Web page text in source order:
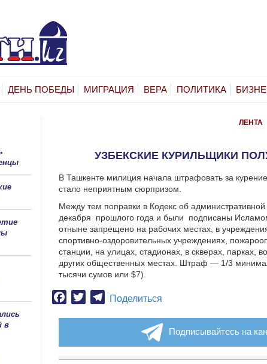
ДЕНЬ ПОБЕДЫ МИГРАЦИЯ ВЕРА ПОЛИТИКА
ЛЕНТА
УЗБЕКСКИЕ КУРИЛЬЩИКИ
В Ташкенте милиция начала штрафовать за
стало неприятным сюрпризом.
Между тем поправки в Кодекс об
декабря
прошлого года и были
подписаны
отныне запрещено на рабочих местах, в
спортивно-оздоровительных учреждениях,
станции, на улицах, стадионах, в скверах, парках,
других общественных местах. Штраф — 1/3
тысячи сумов или $7).
Facebook
TwitterTelegram
Поделиться
Подписывайтесь на
в